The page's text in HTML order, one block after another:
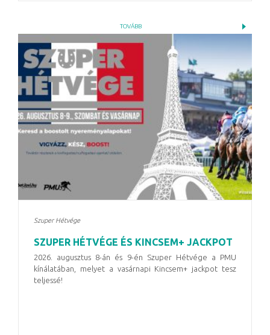
TOVÁBB
Szuper Hétvége
SZUPER HÉTVÉGE ÉS KINCSEM+ JACKPOT
2026. augusztus 8-án és 9-én Szuper Hétvége a PMU
kínálatában, melyet a vasárnapi Kincsem+ jackpot tesz
teljessé!